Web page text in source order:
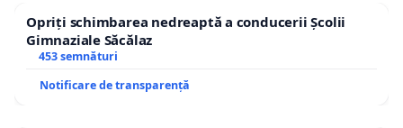
Opriți schimbarea nedreaptă a conducerii Școlii
Gimnaziale Săcălaz
453 semnături
Notificare de transparență